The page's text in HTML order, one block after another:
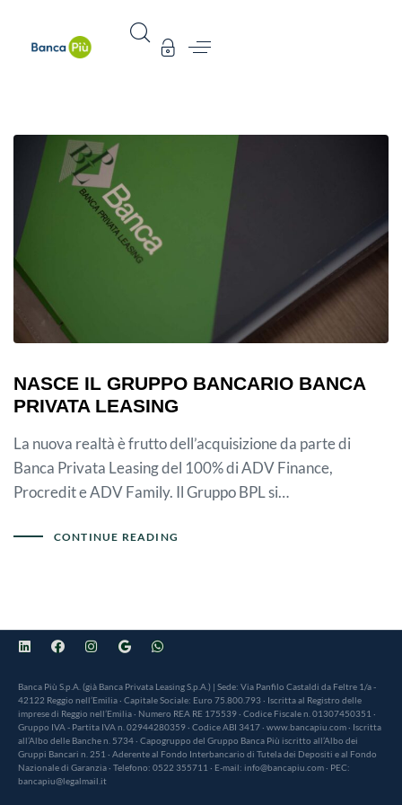
NASCE IL GRUPPO BANCARIO BANCA
PRIVATA LEASING
La nuova realtà è frutto dell’acquisizione da parte di
Banca Privata Leasing del 100% di ADV Finance,
Procredit e ADV Family. Il Gruppo BPL si…
CONTINUE READING
Banca Più S.p.A. (già Banca Privata Leasing S.p.A.) | Sede: Via Panfilo Castaldi da Feltre 1/a -
42122 Reggio nell’Emilia · Capitale Sociale: Euro 75.800.793 · Iscritta al Registro delle
imprese di Reggio nell’Emilia · Numero REA RE 175539 · Codice Fiscale n. 01307450351 ·
Gruppo IVA - Partita IVA n. 02944280359 · Codice ABI 3417 · www.bancapiu.com · Iscritta
all’Albo delle Banche n. 5734 · Capogruppo del Gruppo Banca Più iscritto all’Albo dei
Gruppi Bancari n. 251 · Aderente al Fondo Interbancario di Tutela dei Depositi e al Fondo
Nazionale di Garanzia · Telefono: 0522 355711 · E-mail: info@bancapiu.com · PEC:
bancapiu@legalmail.it